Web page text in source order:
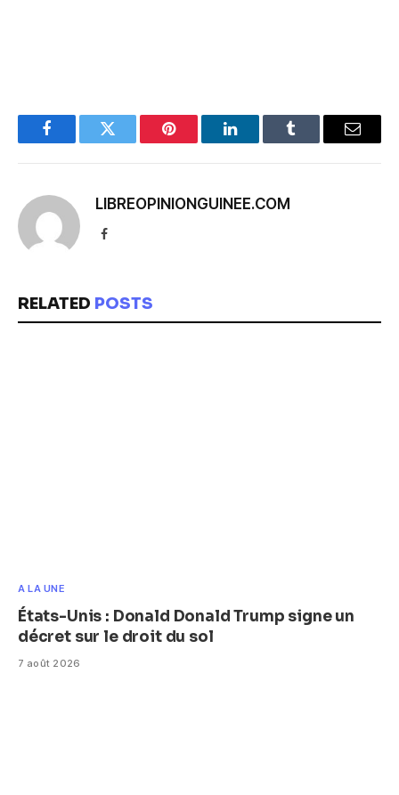
FacebookTwitter Pinterest LinkedInTumblr Email
LIBREOPINIONGUINEE.COM
Facebook
RELATED POSTS
A LA UNE
États-Unis : Donald Donald Trump signe un
décret sur le droit du sol
7 août 2026